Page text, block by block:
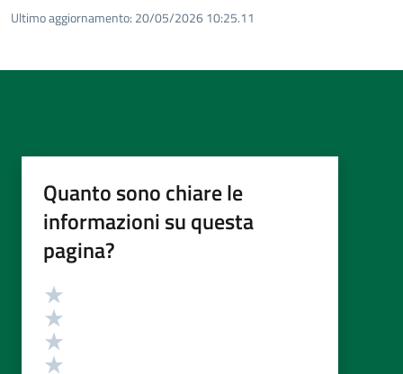
Ultimo aggiornamento: 20/05/2026 10:25.11
Quanto sono chiare le
informazioni su questa
pagina?
Valutazione